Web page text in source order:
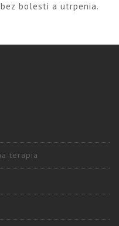
bolesti a utrpenia.
terapia